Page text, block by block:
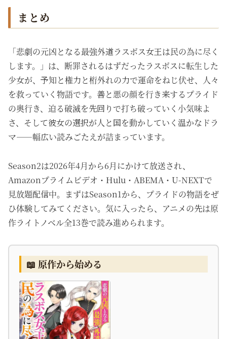
まとめ
「悲劇の元凶となる最強外道ラスボス女王は民の為に尽く
します。」は、断罪されるはずだったラスボスに転生した
少女が、予知と権力と桁外れの力で運命をねじ伏せ、人々
を救っていく物語です。善と悪の顔を行き来するプライド
の奥行き、迫る破滅を先回りで打ち破っていく小気味よ
さ、そして彼女の選択が人と国を動かしていく温かなドラ
マ——幅広い読みごたえが詰まっています。
Season2は2026年4月から6月にかけて放送され、
Amazonプライムビデオ・Hulu・ABEMA・U-NEXTで
見放題配信中。まずはSeason1から、プライドの物語をぜ
ひ体験してみてください。気に入ったら、アニメの先は原
作ライトノベル全13巻で読み進められます。
📖 原作から始める